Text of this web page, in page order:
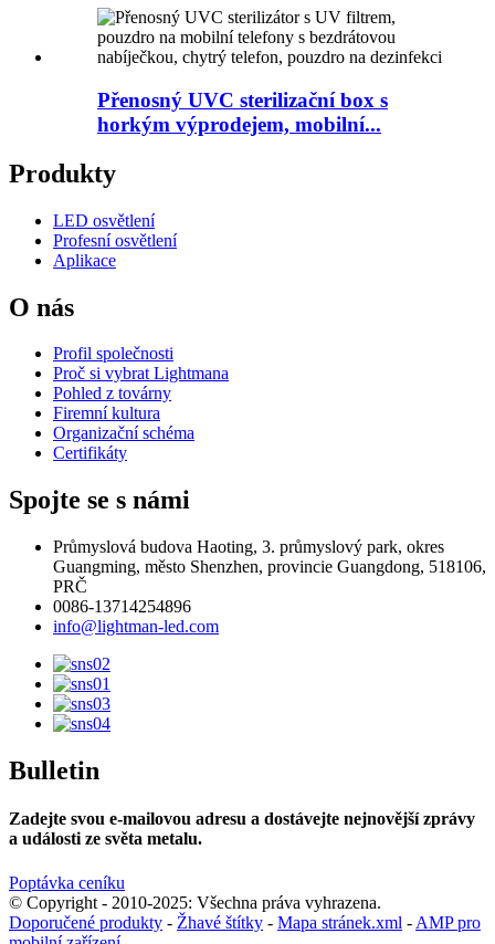
Přenosný UVC sterilizační box s
horkým výprodejem, mobilní...
Produkty
LED osvětlení
Profesní osvětlení
Aplikace
O nás
Profil společnosti
Proč si vybrat Lightmana
Pohled z továrny
Firemní kultura
Organizační schéma
Certifikáty
Spojte se s námi
Průmyslová budova Haoting, 3. průmyslový park, okres
Guangming, město Shenzhen, provincie Guangdong, 518106,
PRČ
0086-13714254896
info@lightman-led.com
Bulletin
Zadejte svou e-mailovou adresu a dostávejte nejnovější zprávy
a události ze světa metalu.
Poptávka ceníku
© Copyright - 2010-2025: Všechna práva vyhrazena.
Doporučené produkty - Žhavé štítky - Mapa stránek.xml - AMP pro